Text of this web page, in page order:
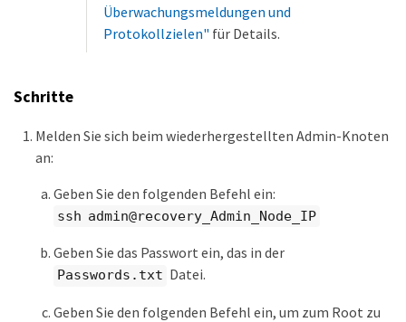
Überwachungsmeldungen und
Protokollzielen" für Details.
Schritte
Melden Sie sich beim wiederhergestellten Admin-Knoten
an:
Geben Sie den folgenden Befehl ein:
ssh admin@recovery_Admin_Node_IP
Geben Sie das Passwort ein, das in der
Passwords.txt Datei.
Geben Sie den folgenden Befehl ein, um zum Root zu